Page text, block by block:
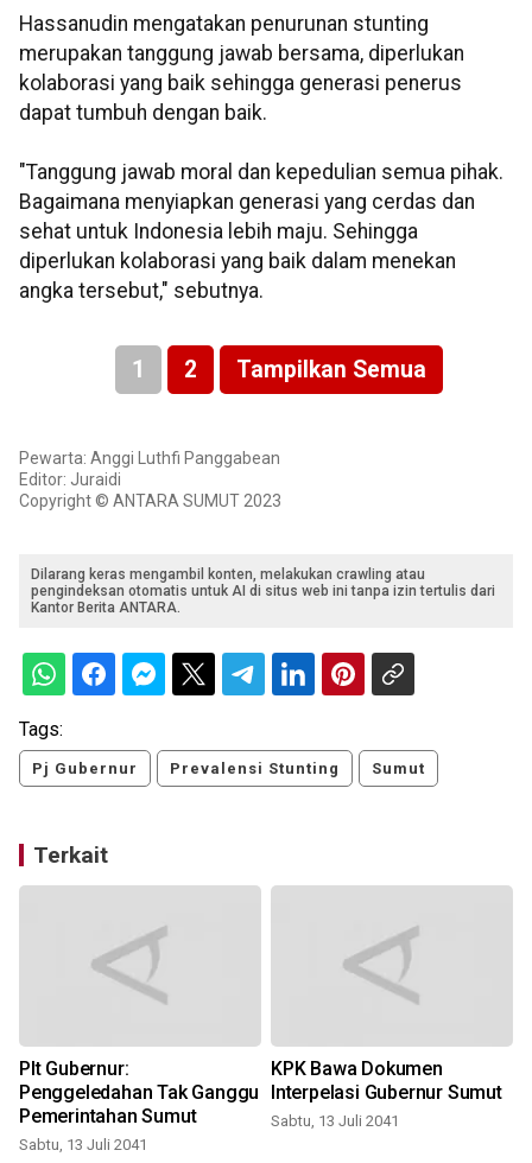
Hassanudin mengatakan penurunan stunting
merupakan tanggung jawab bersama, diperlukan
kolaborasi yang baik sehingga generasi penerus
dapat tumbuh dengan baik.
"Tanggung jawab moral dan kepedulian semua pihak.
Bagaimana menyiapkan generasi yang cerdas dan
sehat untuk Indonesia lebih maju. Sehingga
diperlukan kolaborasi yang baik dalam menekan
angka tersebut," sebutnya.
1 2 Tampilkan Semua
Pewarta: Anggi Luthfi Panggabean
Editor: Juraidi
Copyright © ANTARA SUMUT 2023
Dilarang keras mengambil konten, melakukan crawling atau
pengindeksan otomatis untuk AI di situs web ini tanpa izin tertulis dari
Kantor Berita ANTARA.
Tags:
Pj Gubernur Prevalensi Stunting Sumut
Terkait
Plt Gubernur:
Penggeledahan Tak Ganggu
Pemerintahan Sumut
Sabtu, 13 Juli 2041
KPK Bawa Dokumen
Interpelasi Gubernur Sumut
Sabtu, 13 Juli 2041